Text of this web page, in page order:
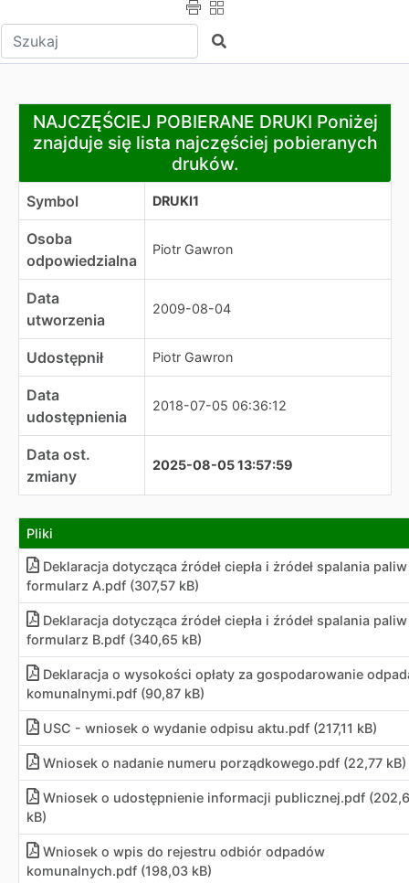
Wpisz tekst do wyszukania Szukaj
NAJCZĘŚCIEJ POBIERANE DRUKI Poniżej znajduje
NAJCZĘŚCIEJ POBIERANE DRUKI Poniżej
znajduje się lista najczęściej pobieranych
druków.
Symbol DRUKI1
Osoba
odpowiedzialna
Piotr Gawron
Data
utworzenia
2009-08-04
Udostępnił Piotr Gawron
Data
udostępnienia
2018-07-05 06:36:12
Data ost.
zmiany
2025-08-05 13:57:59
Pliki
Deklaracja dotycząca źródeł ciepła i żródeł spalania
formularz A.pdf (307,57 kB)
Deklaracja dotycząca źródeł ciepła i źródeł spalania
formularz B.pdf (340,65 kB)
Deklaracja o wysokości opłaty za gospodarowanie
komunalnymi.pdf (90,87 kB)
USC - wniosek o wydanie odpisu aktu.pdf (217,11 kB)
Wniosek o nadanie numeru porządkowego.pdf (22,77 kB)
Wniosek o udostępnienie informacji publicznej.pdf
kB)
Wniosek o wpis do rejestru odbiór odpadów
komunalnych.pdf (198,03 kB)